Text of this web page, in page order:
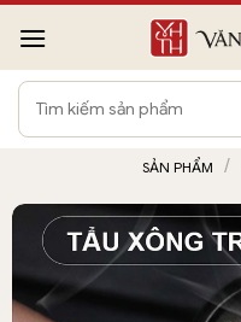
qua
nội
dung
Tìm
SẢN PHẨM /